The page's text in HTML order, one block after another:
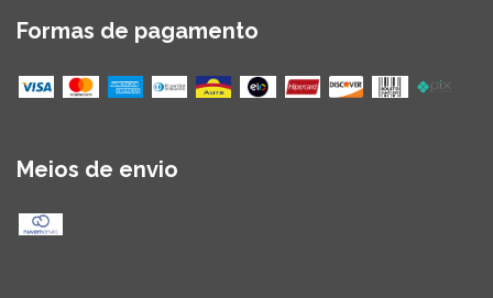
Formas de pagamento
Meios de envio